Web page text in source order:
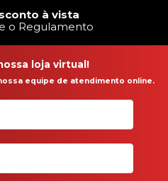
à vista
o Regulamento
loja virtual!
equipe de atendimento online.